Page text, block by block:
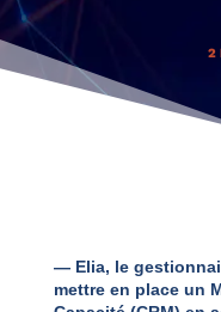
2
— Elia, le
mettre en place un